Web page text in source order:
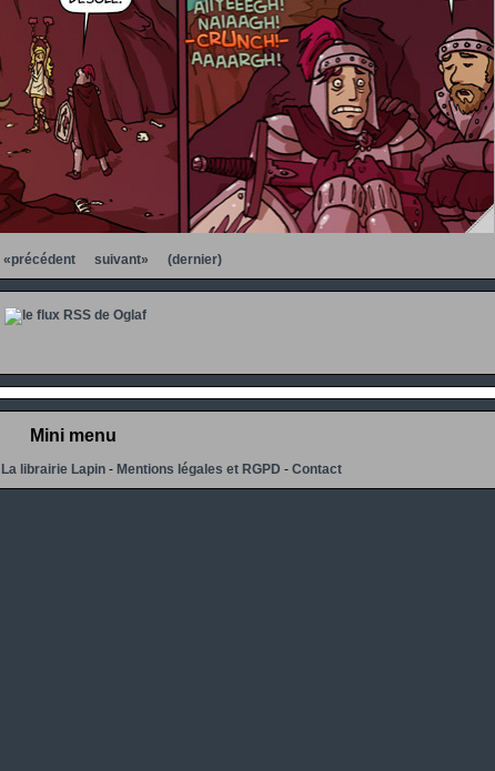
«précédent suivant» (dernier)
Mini menu
La librairie Lapin- Mentions légales et RGPD - Contact